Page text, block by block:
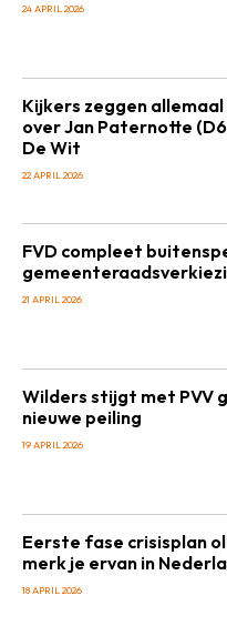
24 APRIL 2026
Kijkers zeggen
over Jan Paternotte
De Wit
22 APRIL 2026
FVD compleet
21 APRIL 2026
Wilders stijgt met PVV
nieuwe peiling
19 APRIL 2026
Eerste fase crisisplan
merk je ervan in
18 APRIL 2026